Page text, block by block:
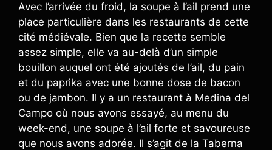
Avec l’arrivée du froid, la soupe à l’ail prend une
place particulière dans les restaurants de cette
cité médiévale. Bien que la recette semble
assez simple, elle va au-delà d’un simple
bouillon auquel ont été ajoutés de l’ail, du pain
et du paprika avec une bonne dose de bacon
ou de jambon. Il y a un restaurant à Medina del
Campo où nous avons essayé, au menu du
week-end, une soupe à l’ail forte et savoureuse
que nous avons adorée. Il s’agit de la Taberna